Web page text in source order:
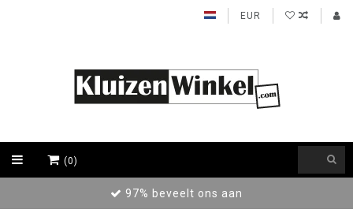
EUR
(0)
97% beveelt ons aan